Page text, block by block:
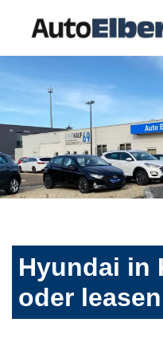
Hyundai in
oder leasen